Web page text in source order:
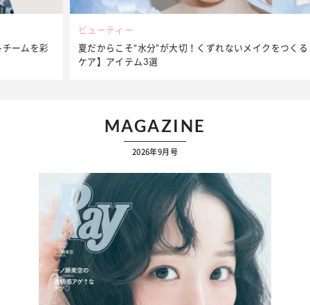
ビューティー
夏だからこそ“水分”が大切！くずれないメイクをつくる【保湿
ケア】アイテム3選
MAGAZINE
2026年9月号